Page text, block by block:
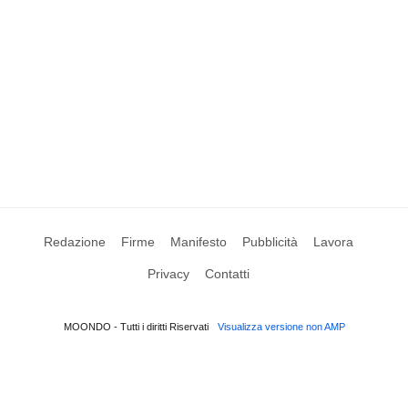
Redazione Firme Manifesto Pubblicità Lavora
Privacy Contatti
MOONDO - Tutti i diritti Riservati Visualizza versione non AMP